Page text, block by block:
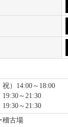
祝）14:00～18:00
19:30～21:30
19:30～21:30
稽古場